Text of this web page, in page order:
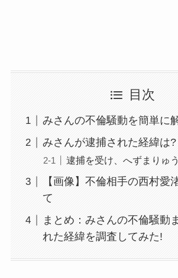
目次
みさんの不倫騒動を簡単に
みさんが逮捕された経緯は?
逮捕を受け、へずまりゅ
【画像】不倫相手の西村愛
て
まとめ：みさんの不倫騒動
れた経緯を調査してみた!